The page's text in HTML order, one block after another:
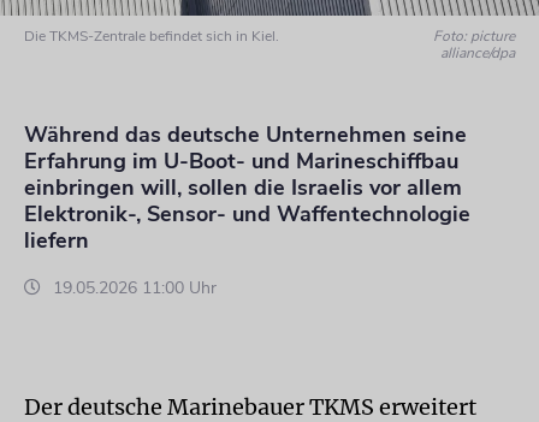
Die TKMS-Zentrale befindet sich in Kiel.
Foto: picture
alliance/dpa
Während das deutsche Unternehmen seine
Erfahrung im U-Boot- und Marineschiffbau
einbringen will, sollen die Israelis vor allem
Elektronik-, Sensor- und Waffentechnologie
liefern
19.05.2026 11:00 Uhr
Der deutsche Marinebauer TKMS erweitert